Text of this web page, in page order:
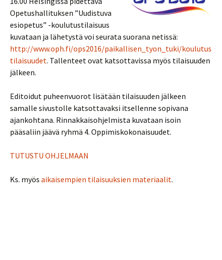
Opetushallituksen ”Uudistuva
esiopetus” -koulutustilaisuus
kuvataan ja lähetystä voi seurata suorana netissä:
http://www.oph.fi/ops2016/paikallisen_tyon_tuki/koulutus
tilaisuudet. Tallenteet ovat katsottavissa myös tilaisuuden
jälkeen.
Editoidut puheenvuorot lisätään tilaisuuden jälkeen
samalle sivustolle katsottavaksi itsellenne sopivana
ajankohtana. Rinnakkaisohjelmista kuvataan isoin
pääsaliin jäävä ryhmä 4. Oppimiskokonaisuudet.
TUTUSTU OHJELMAAN
Ks. myös aikaisempien tilaisuuksien materiaalit.